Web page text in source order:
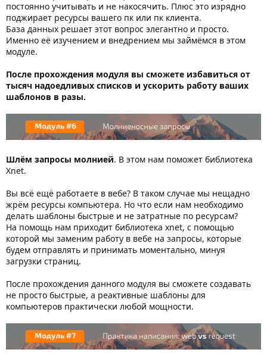
постоянно учитывать и не накосячить. Плюс это изрядно
поджирает ресурсы вашего пк или пк клиента.
База данных решает этот вопрос элегантно и просто.
Именно её изучением и внедрением мы займёмся в этом
модуле.
После прохождения модуля вы сможете избавиться от
тысяч надоедливых списков и ускорить работу ваших
шаблонов в разы.
Шлём запросы молнией. В этом нам поможет библиотека
Xnet.
Вы всё ещё работаете в вебе? В таком случае мы нещадно
жрём ресурсы компьютера. Но что если нам необходимо
делать шаблоны быстрые и не затратные по ресурсам?
На помощь нам приходит библиотека xnet, с помощью
которой мы заменим работу в вебе на запросы, которые
будем отправлять и принимать моментально, минуя
загрузки страниц.
После прохождения данного модуля вы сможете создавать
не просто быстрые, а реактивные шаблоны для
компьютеров практически любой мощности.